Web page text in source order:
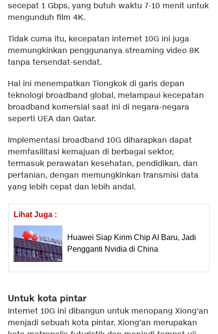
secepat 1 Gbps, yang butuh waktu 7-10 menit untuk
mengunduh film 4K.
Tidak cuma itu, kecepatan internet 10G ini juga
memungkinkan penggunanya streaming video 8K
tanpa tersendat-sendat.
Hal ini menempatkan Tiongkok di garis depan
teknologi broadband global, melampaui kecepatan
broadband komersial saat ini di negara-negara
seperti UEA dan Qatar.
Implementasi broadband 10G diharapkan dapat
memfasilitasi kemajuan di berbagai sektor,
termasuk perawatan kesehatan, pendidikan, dan
pertanian, dengan memungkinkan transmisi data
yang lebih cepat dan lebih andal.
Lihat Juga :
Huawei Siap Kirim Chip AI Baru, Jadi
Pengganti Nvidia di China
Untuk kota pintar
Internet 10G ini dibangun untuk menopang Xiong'an
menjadi sebuah kota pintar. Xiong'an merupakan